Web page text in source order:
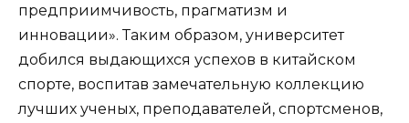
предприимчивость, прагматизм и
инновации». Таким образом, университет
добился выдающихся успехов в китайском
спорте, воспитав замечательную коллекцию
лучших ученых, преподавателей, спортсменов,